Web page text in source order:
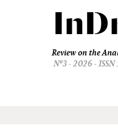
Review on the
Nº3 - 2026 -